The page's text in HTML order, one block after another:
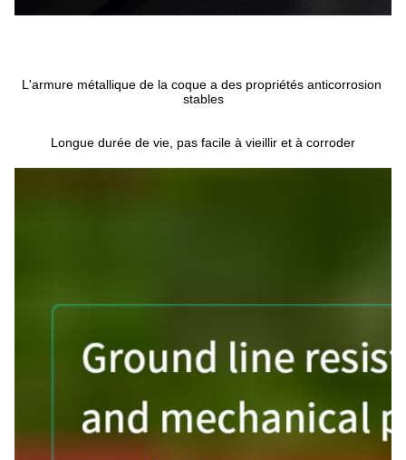
L'armure métallique de la coque a des propriétés anticorrosion
stables
Longue durée de vie, pas facile à vieillir et à corroder